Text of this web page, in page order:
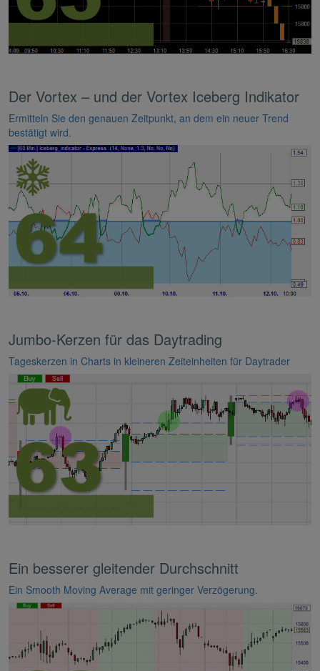
Der Vortex – und der Vortex Iceberg Indikator
Ermitteln Sie den genauen Zeitpunkt, an dem ein neuer Trend
bestätigt wird.
Jumbo-Kerzen für das Daytrading
Tageskerzen in Charts in kleineren Zeiteinheiten für Daytrader
Ein besserer gleitender Durchschnitt
Ein Smooth Moving Average mit geringer Verzögerung.